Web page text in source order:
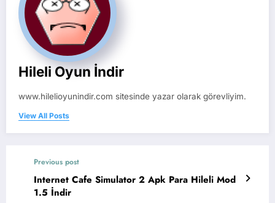
Hileli Oyun İndir
www.hilelioyunindir.com sitesinde yazar olarak görevliyim.
View All Posts
Previous post
Internet Cafe Simulator 2 Apk Para Hileli Mod
1.5 İndir